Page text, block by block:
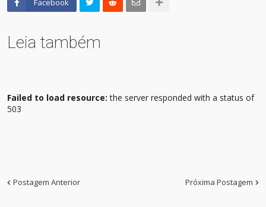
Facebook
Leia também
Failed to load resource: the server responded with a status of
503
Postagem Anterior Próxima Postagem